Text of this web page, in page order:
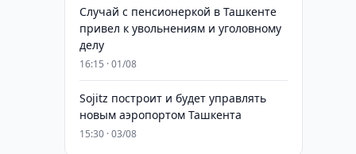
Случай с пенсионеркой в Ташкенте
привел к увольнениям и уголовному
делу
16:15 · 01/08
Sojitz построит и будет управлять
новым аэропортом Ташкента
15:30 · 03/08